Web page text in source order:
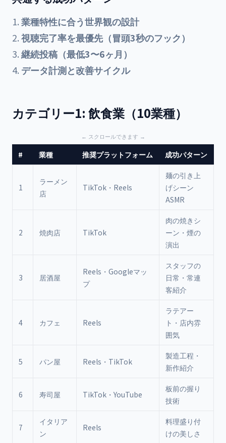
業種特性に合う世界観の設計
視聴完了率を最優先（冒頭3秒のフック）
継続投稿（最低3〜6ヶ月）
データ計測と改善サイクル
カテゴリー1: 飲食業（10業種）
# 業種 推奨プラットフォーム 成功パターン
1
ラーメン
店
TikTok・Reels
麺の引き上
げシーン
ASMR
2 焼肉店 TikTok
肉の焼きシ
ーン・煙の
演出
3 居酒屋
Reels・Googleマッ
プ
スタッフの
日常・常連
客紹介
4 カフェ Reels
ラテアー
ト・店内雰
囲気
5 パン屋 Reels・TikTok
製造工程・
新作紹介
6 寿司屋 TikTok・YouTube
板前の握り
技術
7
イタリア
ン
Reels
料理盛り付
けの美しさ